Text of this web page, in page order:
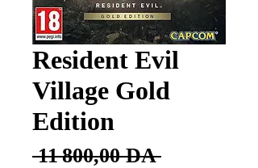
Resident Evil
Village Gold
Edition
11 800,00 DA Prix